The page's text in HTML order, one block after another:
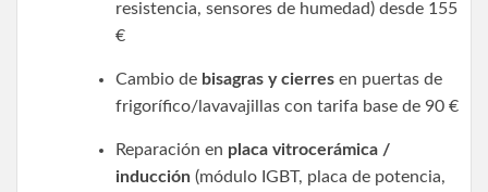
resistencia, sensores de humedad) desde 155
€
Cambio de bisagras y cierres en puertas de
frigorífico/lavavajillas con tarifa base de 90 €
Reparación en placa vitrocerámica /
inducción (módulo IGBT, placa de potencia,